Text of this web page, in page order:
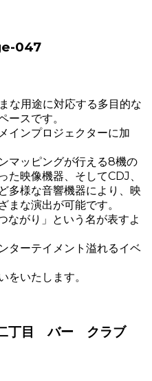
047
な用途に対応する多目的な
ースです。
インプロジェクターに加
マッピングが行える8機の
た映像機器、そしてCDJ、
多様な音響機器により、映
まな演出が可能です。
ながり」という名が表すよ
ターテイメント溢れるイベ
をいたします。
丁目 バー クラブ